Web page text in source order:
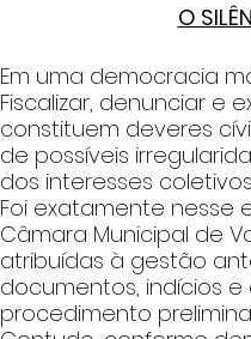
O
Em uma democracia
Fiscalizar, denunciar e
constituem deveres
de possíveis
dos interesses
Foi exatamente nesse
Câmara Municipal de
atribuídas à gestão
documentos, indícios
procedimento